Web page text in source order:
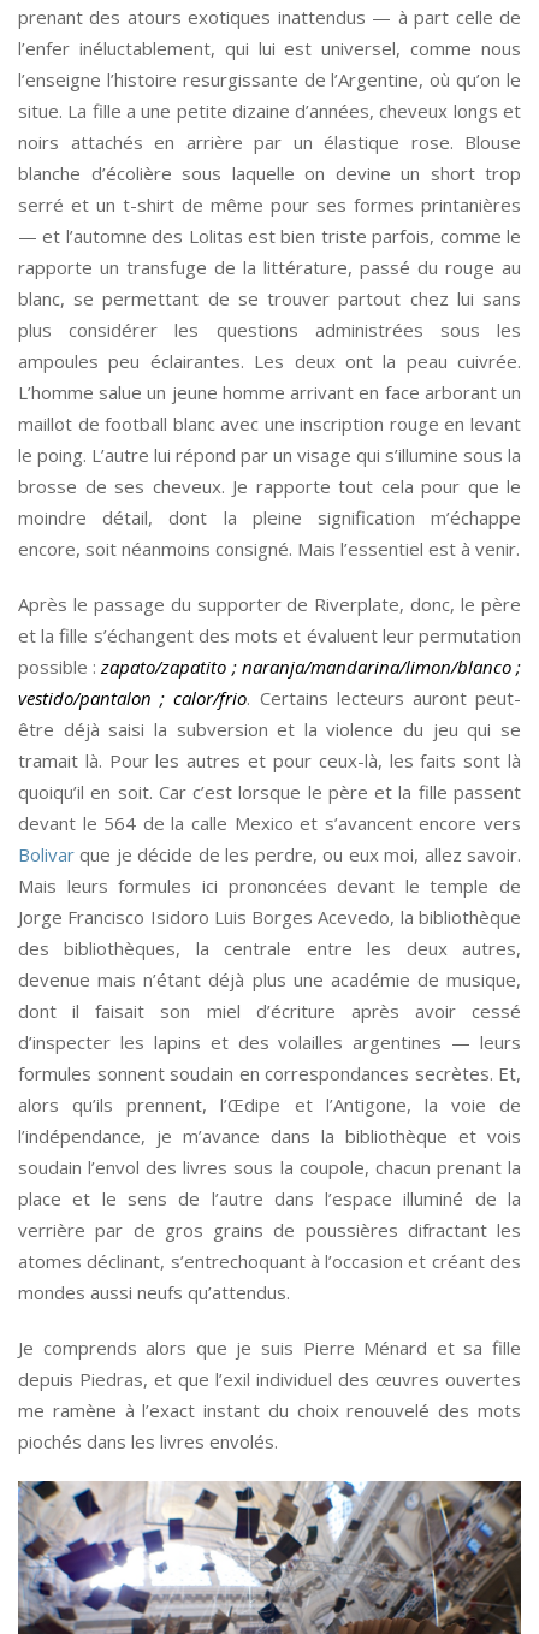
prenant des atours exotiques inattendus — à part celle de
l’enfer inéluctablement, qui lui est universel, comme nous
l’enseigne l’histoire resurgissante de l’Argentine, où qu’on le
situe. La fille a une petite dizaine d’années, cheveux longs et
noirs attachés en arrière par un élastique rose. Blouse
blanche d’écolière sous laquelle on devine un short trop
serré et un t-shirt de même pour ses formes printanières
— et l’automne des Lolitas est bien triste parfois, comme le
rapporte un transfuge de la littérature, passé du rouge au
blanc, se permettant de se trouver partout chez lui sans
plus considérer les questions administrées sous les
ampoules peu éclairantes. Les deux ont la peau cuivrée.
L’homme salue un jeune homme arrivant en face arborant un
maillot de football blanc avec une inscription rouge en levant
le poing. L’autre lui répond par un visage qui s’illumine sous la
brosse de ses cheveux. Je rapporte tout cela pour que le
moindre détail, dont la pleine signification m’échappe
encore, soit néanmoins consigné. Mais l’essentiel est à venir.
Après le passage du supporter de Riverplate, donc, le père
et la fille s’échangent des mots et évaluent leur permutation
possible :zapato/zapatito ; naranja/mandarina/limon/blanco ;
vestido/pantalon ; calor/frio. Certains lecteurs auront peut-
être déjà saisi la subversion et la violence du jeu qui se
tramait là. Pour les autres et pour ceux-là, les faits sont là
quoiqu’il en soit. Car c’est lorsque le père et la fille passent
devant le 564 de la calle Mexico et s’avancent encore vers
Bolivar que je décide de les perdre, ou eux moi, allez savoir.
Mais leurs formules ici prononcées devant le temple de
Jorge Francisco Isidoro Luis Borges Acevedo, la bibliothèque
des bibliothèques, la centrale entre les deux autres,
devenue mais n’étant déjà plus une académie de musique,
dont il faisait son miel d’écriture après avoir cessé
d’inspecter les lapins et des volailles argentines — leurs
formules sonnent soudain en correspondances secrètes. Et,
alors qu’ils prennent, l’Œdipe et l’Antigone, la voie de
l’indépendance, je m’avance dans la bibliothèque et vois
soudain l’envol des livres sous la coupole, chacun prenant la
place et le sens de l’autre dans l’espace illuminé de la
verrière par de gros grains de poussières difractant les
atomes déclinant, s’entrechoquant à l’occasion et créant des
mondes aussi neufs qu’attendus.
Je comprends alors que je suis Pierre Ménard et sa fille
depuis Piedras, et que l’exil individuel des œuvres ouvertes
me ramène à l’exact instant du choix renouvelé des mots
piochés dans les livres envolés.